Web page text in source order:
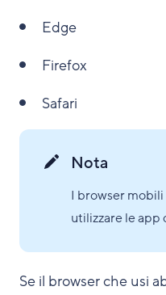
Edge
Firefox
Safari
Nota
I browser
utilizzare le app
Se il browser che usi